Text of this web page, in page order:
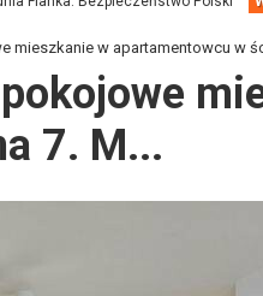
mieszkanie w apartamentowcu w
7. M...